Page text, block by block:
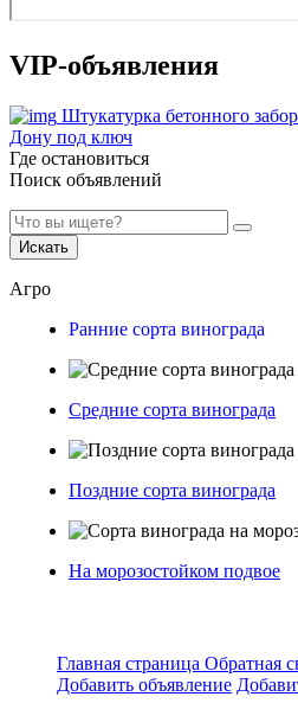
VIP-объявления
Штукатурка бетонного
Дону под ключ
Где остановиться
Поиск объявлений
Искать
Агро
Ранние сорта винограда
Средние сорта винограда
Поздние сорта винограда
На морозостойком подвое
Главная страница Обратная
Добавить объявление